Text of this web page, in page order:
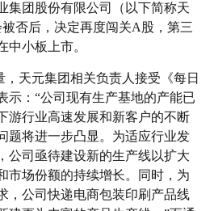
集团股份有限公司（以下简称天
否后，决定再度闯关A股，第三
中小板上市。
天元集团相关负责人接受《每日
示：“公司现有生产基地的产能已
游行业高速发展和新客户的不断
题将进一步凸显。为适应行业发
公司亟待建设新的生产线以扩大
市场份额的持续增长。同时，为
，公司快递电商包装印刷产品线